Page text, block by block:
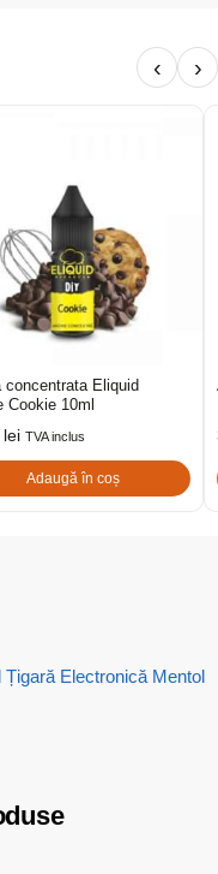
‹ ›
concentrata Eliquid
Cookie 10ml
lei TVA inclus
Adaugă în coș
Țigară Electronică Mentol